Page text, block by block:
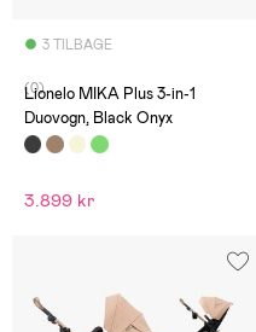
3 TILBAGE
(0)
Lionelo MIKA Plus 3-in-1
Duovogn, Black Onyx
3.899 kr